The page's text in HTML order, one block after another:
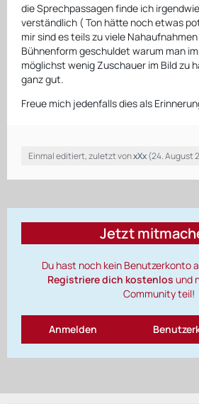
die Sprechpassagen finde ich
verständlich ( Ton hätte noch etwas
mir sind es teils zu viele
Bühnenform geschuldet warum man
möglichst wenig Zuschauer im Bild zu
ganz gut.
Freue mich jedenfalls dies als
Einmal editiert, zuletzt vonxXx(24. August
Jetzt
Du hast noch kein Benutzerkonto
Registriere dich kostenlos und
Community teil!
Anmelden